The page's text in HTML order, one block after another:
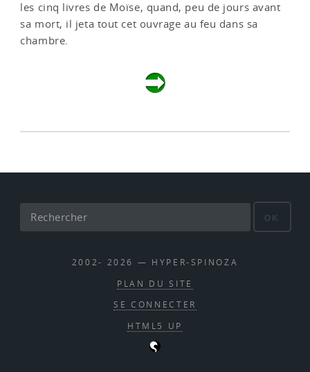
les cinq livres de Moïse, quand, peu de jours avant
sa mort, il jeta tout cet ouvrage au feu dans sa
chambre.
OK
2002- 2026 — HYPER-SPINOZA
PLAN DU SITE
SE CONNECTER
HTML5 UP